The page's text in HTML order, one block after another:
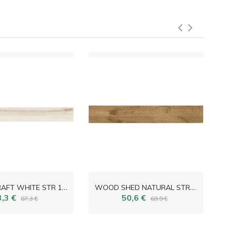
W
OOD CRAFT WHITE STR 179,8x23,0
€ 87,3 €
W
OOD SHED NATURAL STR 149,8x23,0
50,6 € 69,9 €